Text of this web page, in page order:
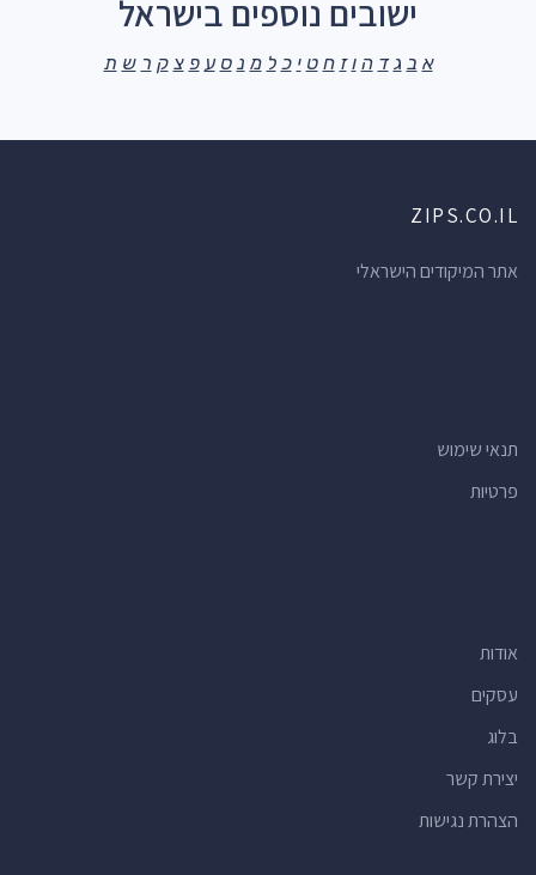
ישובים נוספים בישראל
א ב ג ד ה ו ז ח ט י כ ל מ נ ס ע פ צ ק ר ש ת
ZIPS.CO.IL
אתר המיקודים הישראלי
תנאי שימוש
פרטיות
אודות
עסקים
בלוג
יצירת קשר
הצהרת נגישות